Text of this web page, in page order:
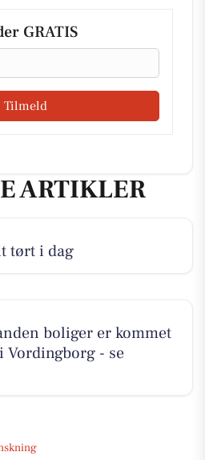
GRATIS
Tilmeld
ARTIKLER
tørt i dag
boliger er kommet
Vordingborg - se